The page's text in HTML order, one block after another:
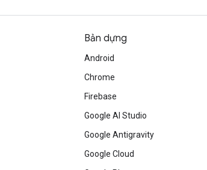
Bản dựng
Android
Chrome
Firebase
Google AI Studio
Google Antigravity
Google Cloud